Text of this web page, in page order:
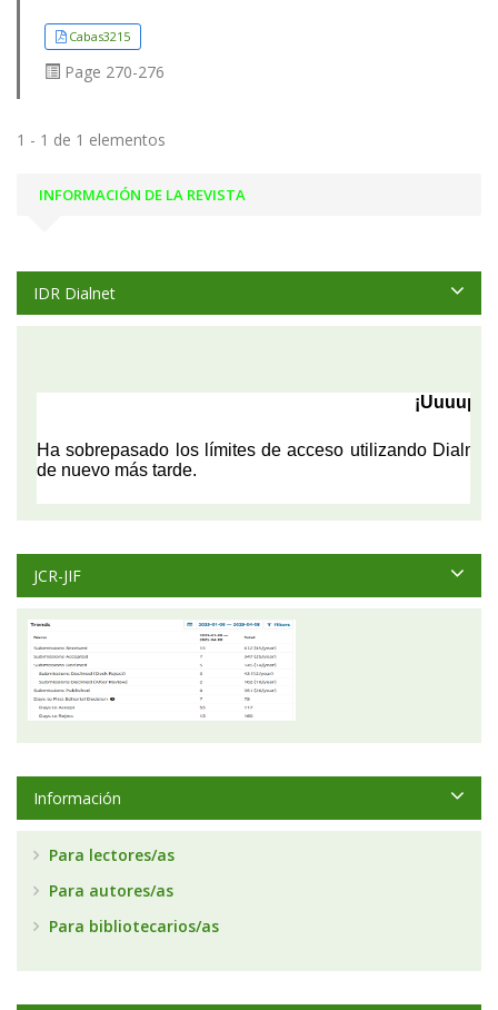
Cabas3215
Page 270-276
1 - 1 de 1 elementos
INFORMACIÓN DE LA REVISTA
IDR Dialnet
JCR-JIF
Información
Para lectores/as
Para autores/as
Para bibliotecarios/as